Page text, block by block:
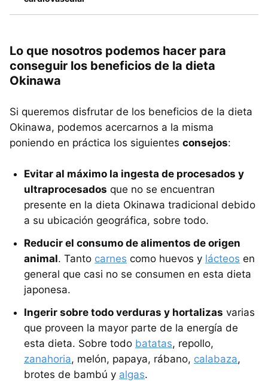
Lo que nosotros podemos hacer para
conseguir los beneficios de la dieta
Okinawa
Si queremos disfrutar de los beneficios de la dieta
Okinawa, podemos acercarnos a la misma
poniendo en práctica los siguientes consejos:
Evitar al máximo la ingesta de procesados y
ultraprocesados que no se encuentran
presente en la dieta Okinawa tradicional debido
a su ubicación geográfica, sobre todo.
Reducir el consumo de alimentos de origen
animal. Tanto carnes como huevos y lácteos en
general que casi no se consumen en esta dieta
japonesa.
Ingerir sobre todo verduras y hortalizas varias
que proveen la mayor parte de la energía de
esta dieta. Sobre todo batatas, repollo,
zanahoria, melón, papaya, rábano, calabaza,
brotes de bambú y algas.